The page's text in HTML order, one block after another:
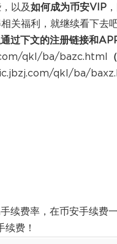
以及如何成为币安VIP
关福利，就继续看下去吧
过下文的注册链接和
qkl/ba/bazc.html
qkl/ba/
续费率，在币安手续费
费！